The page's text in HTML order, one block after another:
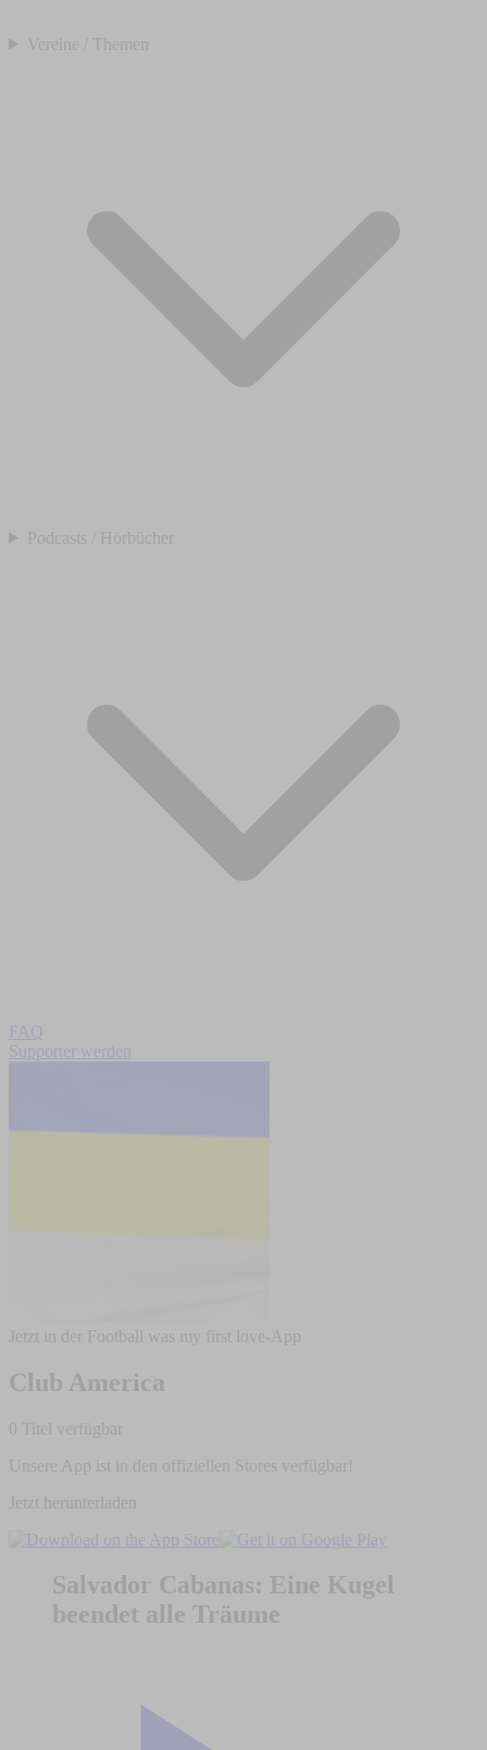
Vereine / Themen
Podcasts / Hörbücher
FAQ
Supporter werden
Jetzt in der Football was my first love-App
Club America
0 Titel verfügbar
Unsere App ist in den offiziellen Stores verfügbar!
Jetzt herunterladen
Salvador Cabanas: Eine Kugel
beendet alle Träume